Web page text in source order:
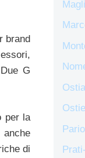
brand
G
per la
di